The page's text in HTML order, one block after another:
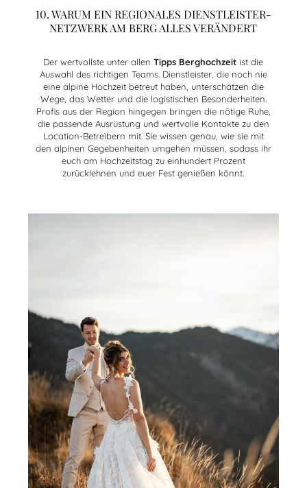
10. WARUM EIN REGIONALES DIENSTLEISTER-
NETZWERK AM BERG ALLES VERÄNDERT
Der wertvollste unter allenTipps Berghochzeit ist die
Auswahl des richtigen Teams. Dienstleister, die noch nie
eine alpine Hochzeit betreut haben, unterschätzen die
Wege, das Wetter und die logistischen Besonderheiten.
Profis aus der Region hingegen bringen die nötige Ruhe,
die passende Ausrüstung und wertvolle Kontakte zu den
Location-Betreibern mit. Sie wissen genau, wie sie mit
den alpinen Gegebenheiten umgehen müssen, sodass ihr
euch am Hochzeitstag zu einhundert Prozent
zurücklehnen und euer Fest genießen könnt.